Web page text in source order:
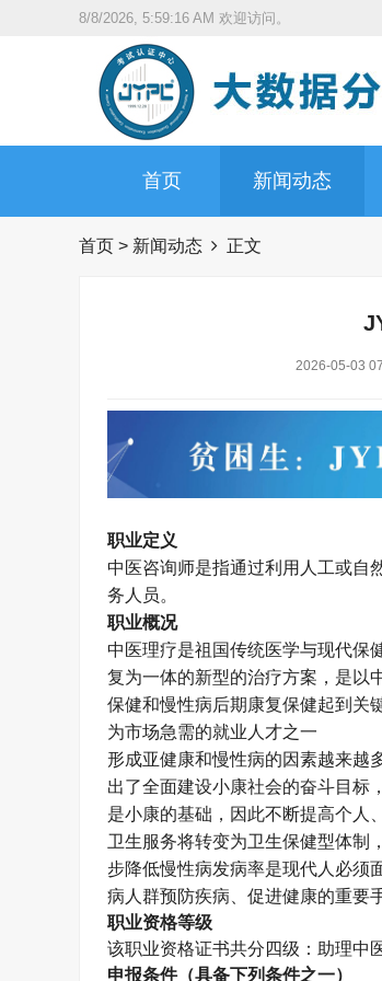
8/8/2026, 5:59:17 AM 欢迎访问。
首页 新闻动态
首页 > 新闻动态 正文
2026-05-03
职业定义
中医咨询师是指通过利用人工或自
务人员。
职业概况
中医理疗是祖国传统医学与现代保
复为一体的新型的治疗方案，是以
保健和慢性病后期康复保健起到关
为市场急需的就业人才之一
形成亚健康和慢性病的因素越来越
出了全面建设小康社会的奋斗目标
是小康的基础，因此不断提高个人
卫生服务将转变为卫生保健型体制
步降低慢性病发病率是现代人必须
病人群预防疾病、促进健康的重要
职业资格等级
该职业资格证书共分四级：助理中
申报条件（具备下列条件之一）